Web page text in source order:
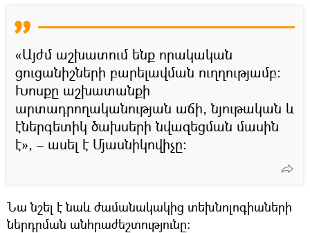
«Այժմ աշխատում ենք որակական
ցուցանիշների բարելավման ուղղությամբ։
Խոսքը աշխատանքի
արտադրողականության աճի, նյութական և
էներգետիկ ծախսերի նվազեցման մասին
է», – ասել է Մյասնիկովիչը։
Նա նշել է նաև ժամանակակից տեխնոլոգիաների
ներդրման անհրաժեշտությունը։